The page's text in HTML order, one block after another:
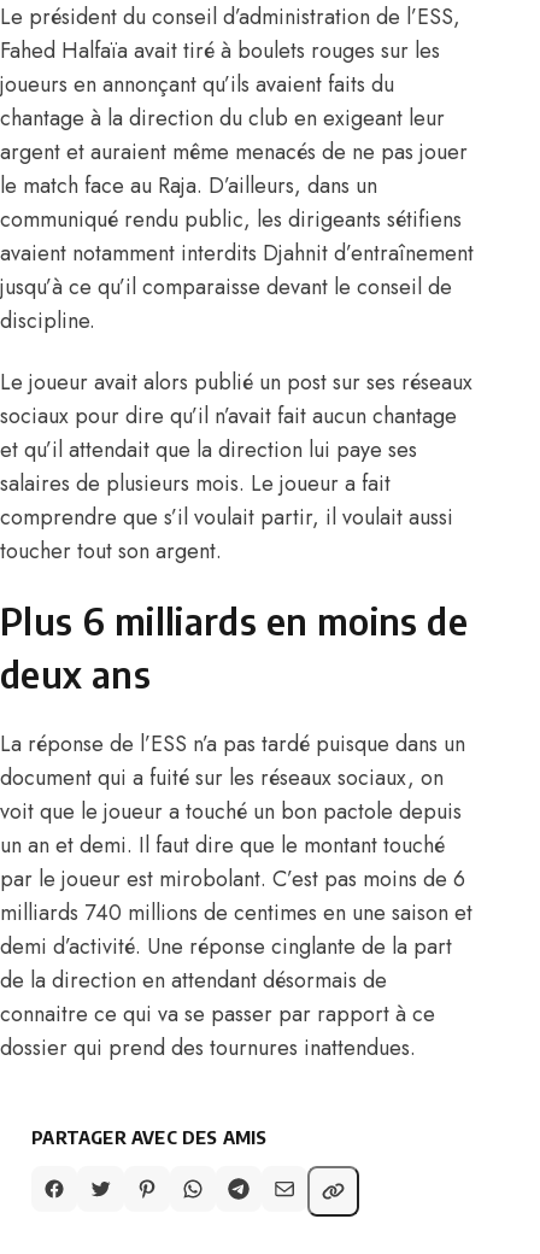
Le président du conseil d’administration de l’ESS,
Fahed Halfaïa avait tiré à boulets rouges sur les
joueurs en annonçant qu’ils avaient faits du
chantage à la direction du club en exigeant leur
argent et auraient même menacés de ne pas jouer
le match face au Raja. D’ailleurs, dans un
communiqué rendu public, les dirigeants sétifiens
avaient notamment interdits Djahnit d’entraînement
jusqu’à ce qu’il comparaisse devant le conseil de
discipline.
Le joueur avait alors publié un post sur ses réseaux
sociaux pour dire qu’il n’avait fait aucun chantage
et qu’il attendait que la direction lui paye ses
salaires de plusieurs mois. Le joueur a fait
comprendre que s’il voulait partir, il voulait aussi
toucher tout son argent.
Plus 6 milliards en moins de
deux ans
La réponse de l’ESS n’a pas tardé puisque dans un
document qui a fuité sur les réseaux sociaux, on
voit que le joueur a touché un bon pactole depuis
un an et demi. Il faut dire que le montant touché
par le joueur est mirobolant. C’est pas moins de 6
milliards 740 millions de centimes en une saison et
demi d’activité. Une réponse cinglante de la part
de la direction en attendant désormais de
connaitre ce qui va se passer par rapport à ce
dossier qui prend des tournures inattendues.
PARTAGER AVEC DES AMIS